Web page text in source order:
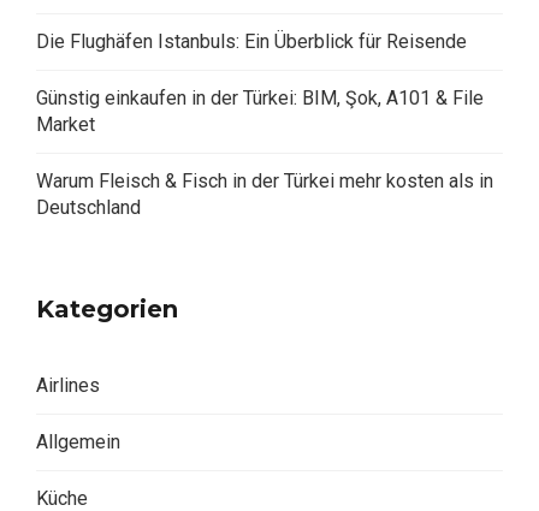
Die Flughäfen Istanbuls: Ein Überblick für Reisende
Günstig einkaufen in der Türkei: BIM, Şok, A101 & File
Market
Warum Fleisch & Fisch in der Türkei mehr kosten als in
Deutschland
Kategorien
Airlines
Allgemein
Küche